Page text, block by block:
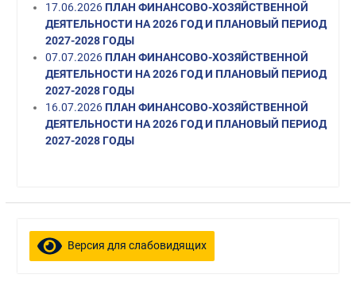
17.06.2026 ПЛАН ФИНАНСОВО-ХОЗЯЙСТВЕННОЙ
ДЕЯТЕЛЬНОСТИ НА 2026 ГОД И ПЛАНОВЫЙ ПЕРИОД
2027-2028 ГОДЫ
07.07.2026 ПЛАН ФИНАНСОВО-ХОЗЯЙСТВЕННОЙ
ДЕЯТЕЛЬНОСТИ НА 2026 ГОД И ПЛАНОВЫЙ ПЕРИОД
2027-2028 ГОДЫ
16.07.2026 ПЛАН ФИНАНСОВО-ХОЗЯЙСТВЕННОЙ
ДЕЯТЕЛЬНОСТИ НА 2026 ГОД И ПЛАНОВЫЙ ПЕРИОД
2027-2028 ГОДЫ
Версия для слабовидящих